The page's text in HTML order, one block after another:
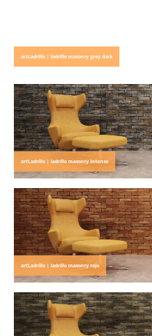
artLadrillo | ladrillo masonry grey dark
artLadrillo | ladrillo masonry intenso
artLadrillo | ladrillo masonry rojo